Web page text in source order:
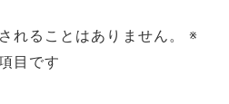
れることはありません。
※
目です